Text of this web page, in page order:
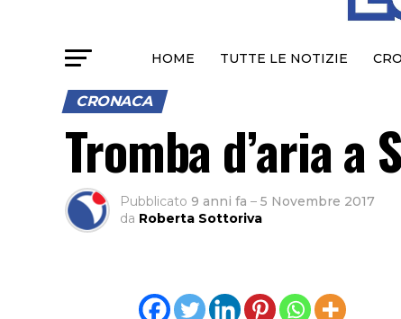
HOME TUTTE LE NOTIZIE
CRONACA
Tromba d’aria a
Pubblicato 9 anni fa – 5 Novembre 2017
da Roberta Sottoriva